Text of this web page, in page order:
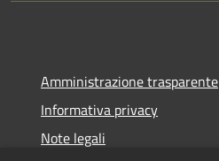
Amministrazione trasparente
Informativa privacy
Note legali